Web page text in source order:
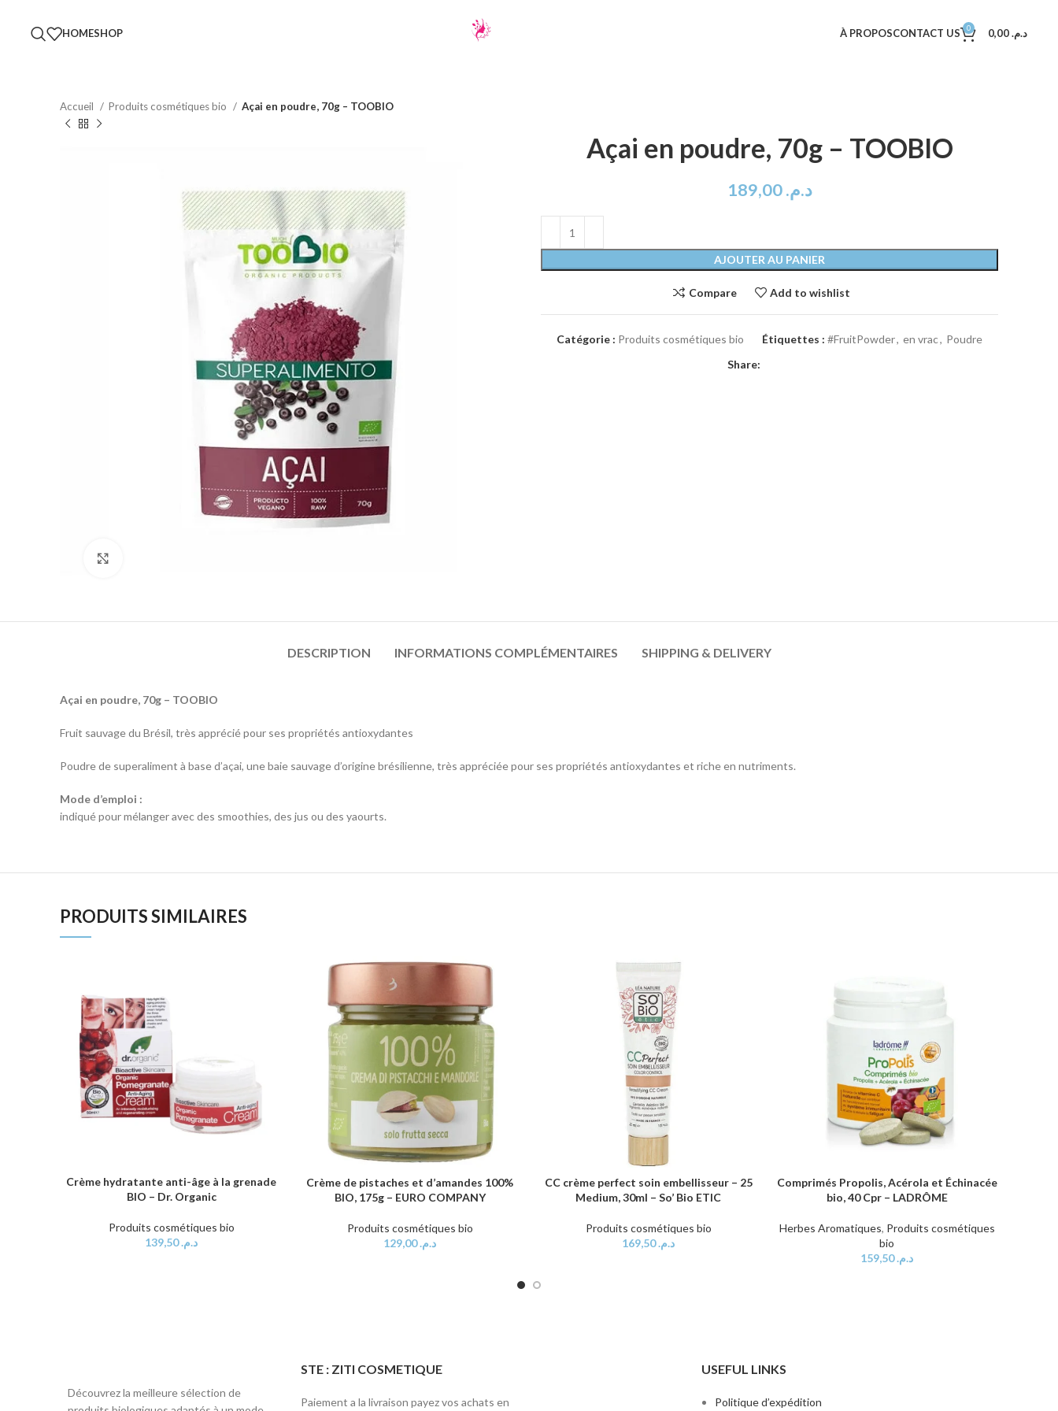
HOMESHOP À PROPOSCONTACT US 0 د.م.0,00
Accueil Produits cosmétiques bio Açai en poudre, 70g – TOOBIO
Açai en poudre, 70g – TOOBIO
د.م.189,00
AJOUTER AU PANIER
Compare Add to wishlist
Catégorie : Produits cosmétiques bio Étiquettes : #FruitPowder, en vrac, Poudre
Share:
DESCRIPTION INFORMATIONS COMPLÉMENTAIRES SHIPPING & DELIVERY
Açai en poudre, 70g – TOOBIO
Fruit sauvage du Brésil, très apprécié pour ses propriétés antioxydantes
Poudre de superaliment à base d’açai, une baie sauvage d’origine brésilienne, très appréciée pour ses propriétés antioxydantes et riche en nutriments.
Mode d’emploi :
indiqué pour mélanger avec des smoothies, des jus ou des yaourts.
PRODUITS SIMILAIRES
AJOUTER AU PANIER
Crème hydratante anti-âge à la grenade
BIO – Dr. Organic
Produits cosmétiques bio
د.م.139,50
AJOUTER AU PANIER
Crème de pistaches et d’amandes 100%
BIO, 175g – EURO COMPANY
Produits cosmétiques bio
د.م.129,00
AJOUTER AU PANIER
CC crème perfect soin embellisseur – 25
Medium, 30ml – So’ Bio ETIC
Produits cosmétiques bio
د.م.169,50
AJOUTER AU PANIER
Comprimés Propolis, Acérola et Échinacée
bio, 40 Cpr – LADRÔME
Herbes Aromatiques, Produits cosmétiques
bio
د.م.159,50
Découvrez la meilleure sélection de
STE : ZITI COSMETIQUE
Paiement a la livraison payez vos achats en
USEFUL LINKS
Politique d’expédition